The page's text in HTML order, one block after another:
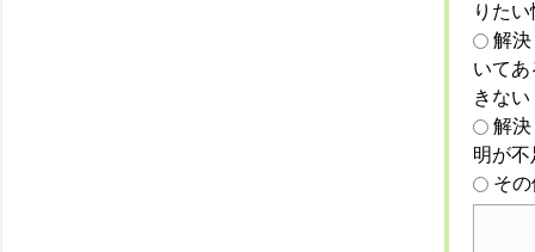
りた
解
いて
きない
解
明が
そ